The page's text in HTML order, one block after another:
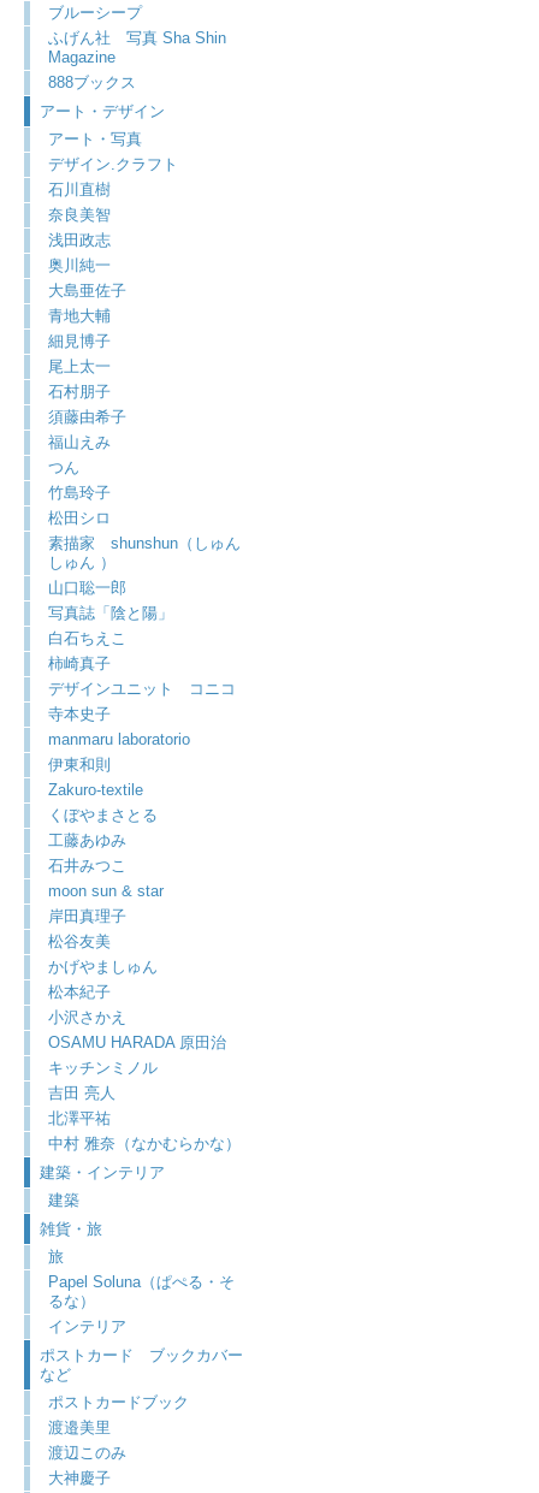
ブルーシープ
ふげん社 写真 Sha Shin
Magazine
888ブックス
アート・デザイン
アート・写真
デザイン.クラフト
石川直樹
奈良美智
浅田政志
奥川純一
大島亜佐子
青地大輔
細見博子
尾上太一
石村朋子
須藤由希子
福山えみ
つん
竹島玲子
松田シロ
素描家 shunshun（しゅん
しゅん ）
山口聡一郎
写真誌「陰と陽」
白石ちえこ
柿崎真子
デザインユニット コニコ
寺本史子
manmaru laboratorio
伊東和則
Zakuro-textile
くぼやまさとる
工藤あゆみ
石井みつこ
moon sun & star
岸田真理子
松谷友美
かげやましゅん
松本紀子
小沢さかえ
OSAMU HARADA 原田治
キッチンミノル
吉田 亮人
北澤平祐
中村 雅奈（なかむらかな）
建築・インテリア
建築
雑貨・旅
旅
Papel Soluna（ぱぺる・そ
るな）
インテリア
ポストカード ブックカバー
など
ポストカードブック
渡邉美里
渡辺このみ
大神慶子